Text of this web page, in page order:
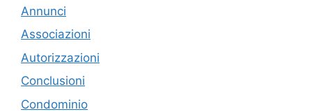
Annunci
Associazioni
Autorizzazioni
Conclusioni
Condominio